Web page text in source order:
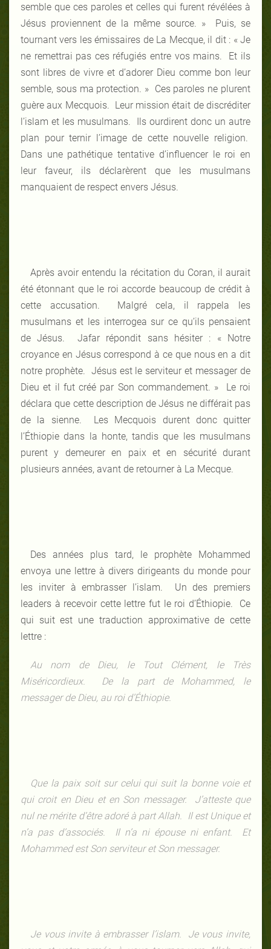
semble que ces paroles et celles qui furent révélées à
Jésus proviennent de la même source. » Puis, se
tournant vers les émissaires de La Mecque, il dit : « Je
ne remettrai pas ces réfugiés entre vos mains. Et ils
sont libres de vivre et d’adorer Dieu comme bon leur
semble, sous ma protection. » Ces paroles ne plurent
guère aux Mecquois. Leur mission était de discréditer
l’islam et les musulmans. Ils ourdirent donc un autre
plan pour ternir l’image de cette nouvelle religion.
Dans une pathétique tentative d’influencer le roi en
leur faveur, ils déclarèrent que les musulmans
manquaient de respect envers Jésus.
Après avoir entendu la récitation du Coran, il aurait
été étonnant que le roi accorde beaucoup de crédit à
cette accusation. Malgré cela, il rappela les
musulmans et les interrogea sur ce qu’ils pensaient
de Jésus. Jafar répondit sans hésiter : « Notre
croyance en Jésus correspond à ce que nous en a dit
notre prophète. Jésus est le serviteur et messager de
Dieu et il fut créé par Son commandement. » Le roi
déclara que cette description de Jésus ne différait pas
de la sienne. Les Mecquois durent donc quitter
l’Éthiopie dans la honte, tandis que les musulmans
purent y demeurer en paix et en sécurité durant
plusieurs années, avant de retourner à La Mecque.
Des années plus tard, le prophète Mohammed
envoya une lettre à divers dirigeants du monde pour
les inviter à embrasser l’islam. Un des premiers
leaders à recevoir cette lettre fut le roi d’Éthiopie. Ce
qui suit est une traduction approximative de cette
lettre :
Au nom de Dieu, le Tout Clément, le Très
Miséricordieux. De la part de Mohammed, le
messager de Dieu, au roi d’Éthiopie.
Que la paix soit sur celui qui suit la bonne voie et
qui croit en Dieu et en Son messager. J’atteste que
nul ne mérite d’être adoré à part Allah. Il est Unique et
n’a pas d’associés. Il n’a ni épouse ni enfant. Et
Mohammed est Son serviteur et Son messager.
Je vous invite à embrasser l’islam. Je vous invite,